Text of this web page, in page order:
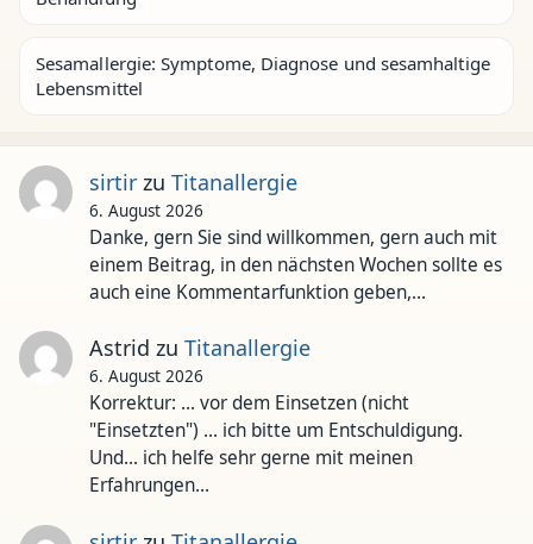
Sesamallergie: Symptome, Diagnose und sesamhaltige
Lebensmittel
sirtirzu Titanallergie
6. August 2026
Danke, gern Sie sind willkommen, gern auch mit
einem Beitrag, in den nächsten Wochen sollte es
auch eine Kommentarfunktion geben,…
Astrid zu Titanallergie
6. August 2026
Korrektur: ... vor dem Einsetzen (nicht
"Einsetzten") ... ich bitte um Entschuldigung.
Und... ich helfe sehr gerne mit meinen
Erfahrungen…